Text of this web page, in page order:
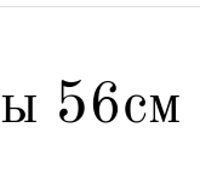
56см